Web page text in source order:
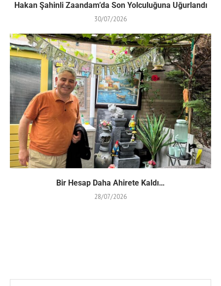
Hakan Şahinli Zaandam’da Son Yolculuğuna Uğurlandı
30/07/2026
Bir Hesap Daha Ahirete Kaldı…
28/07/2026